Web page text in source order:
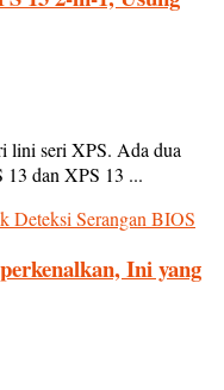
lini seri XPS. Ada dua
dan XPS 13 ...
Ini yang